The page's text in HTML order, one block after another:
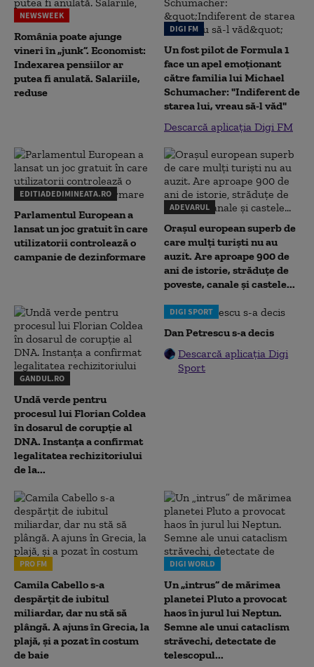
NEWSWEEK
România poate ajunge
vineri în „junk”. Economist:
Indexarea pensiilor ar
putea fi anulată. Salariile,
reduse
DIGI FM
Un fost pilot de Formula 1
face un apel emoționant
către familia lui Michael
Schumacher: "Indiferent de
starea lui, vreau să-l văd"
Descarcă aplicația Digi FM
EDITIADEDIMINEATA.RO
Parlamentul European a
lansat un joc gratuit în care
utilizatorii controlează o
campanie de dezinformare
ADEVARUL
Orașul european superb de
care mulți turiști nu au
auzit. Are aproape 900 de
ani de istorie, străduțe de
poveste, canale și castele...
GANDUL.RO
Undă verde pentru
procesul lui Florian Coldea
în dosarul de corupție al
DNA. Instanța a confirmat
legalitatea rechizitoriului
de la...
DIGI SPORT
Dan Petrescu s-a decis
Descarcă aplicația Digi
Sport
PRO FM
Camila Cabello s-a
despărțit de iubitul
miliardar, dar nu stă să
plângă. A ajuns în Grecia, la
plajă, și a pozat în costum
de baie
DIGI WORLD
Un „intrus” de mărimea
planetei Pluto a provocat
haos în jurul lui Neptun.
Semne ale unui cataclism
străvechi, detectate de
telescopul...